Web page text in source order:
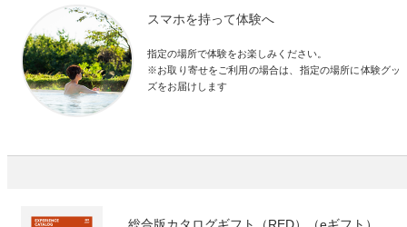
スマホを持って体験へ
指定の場所で体験をお楽しみください。
※お取り寄せをご利用の場合は、指定の場所に体験グッ
ズをお届けします